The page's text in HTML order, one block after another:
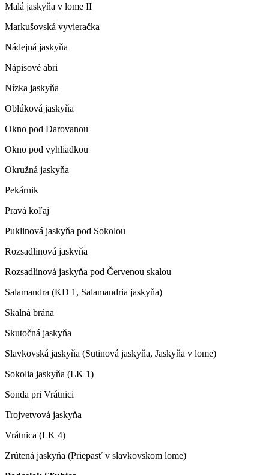
Malá jaskyňa v lome II
Markušovská vyvieračka
Nádejná jaskyňa
Nápisové abri
Nízka jaskyňa
Oblúková jaskyňa
Okno pod Darovanou
Okno pod vyhliadkou
Okružná jaskyňa
Pekárnik
Pravá koľaj
Puklinová jaskyňa pod Sokolou
Rozsadlinová jaskyňa
Rozsadlinová jaskyňa pod Červenou skalou
Salamandra (KD 1, Salamandria jaskyňa)
Skalná brána
Skutočná jaskyňa
Slavkovská jaskyňa (Sutinová jaskyňa, Jaskyňa v lome)
Sokolia jaskyňa (LK 1)
Sonda pri Vrátnici
Trojvetvová jaskyňa
Vrátnica (LK 4)
Zrútená jaskyňa (Priepasť v slavkovskom lome)